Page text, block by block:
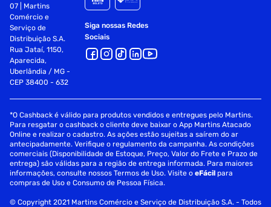
07 | Martins
Comércio e
Serviço de
Distribuição S.A.
Rua Jataí, 1150,
Aparecida,
Uberlândia / MG -
CEP 38400 - 632
Siga nossas Redes
Sociais
*O Cashback é válido para produtos vendidos e entregues pelo Martins.
Para resgatar o cashback o cliente deve baixar o App Martins Atacado
Online e realizar o cadastro. As ações estão sujeitas a saírem do ar
antecipadamente. Verifique o regulamento da campanha. As condições
comerciais (Disponibilidade de Estoque, Preço, Valor do Frete e Prazo de
entrega) são válidas para a região de entrega informada. Para maiores
informações, consulte nossos Termos de Uso. Visite oeFácil para
compras de Uso e Consumo de Pessoa Física.
© Copyright 2021 Martins Comércio e Serviço de Distribuição S.A. - Todos